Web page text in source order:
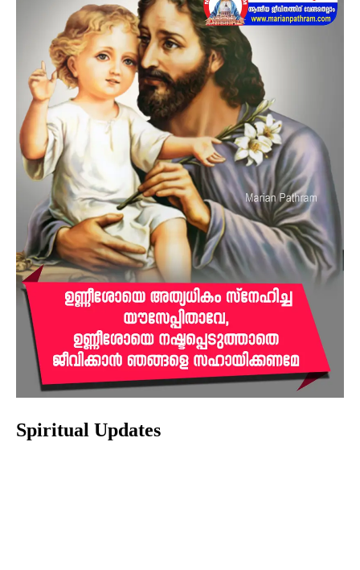
Spiritual Updates